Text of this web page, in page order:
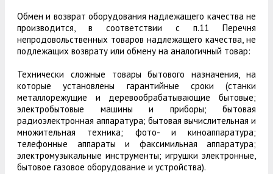
Обмен и возврат оборудования надлежащего качества не
производится, в соответствии с п.11 Перечня
непродовольственных товаров надлежащего качества, не
подлежащих возврату или обмену на аналогичный товар:
Технически сложные товары бытового назначения, на
которые установлены гарантийные сроки (станки
металлорежущие и деревообрабатывающие бытовые;
электробытовые машины и приборы; бытовая
радиоэлектронная аппаратура; бытовая вычислительная и
множительная техника; фото- и киноаппаратура;
телефонные аппараты и факсимильная аппаратура;
электромузыкальные инструменты; игрушки электронные,
бытовое газовое оборудование и устройства).